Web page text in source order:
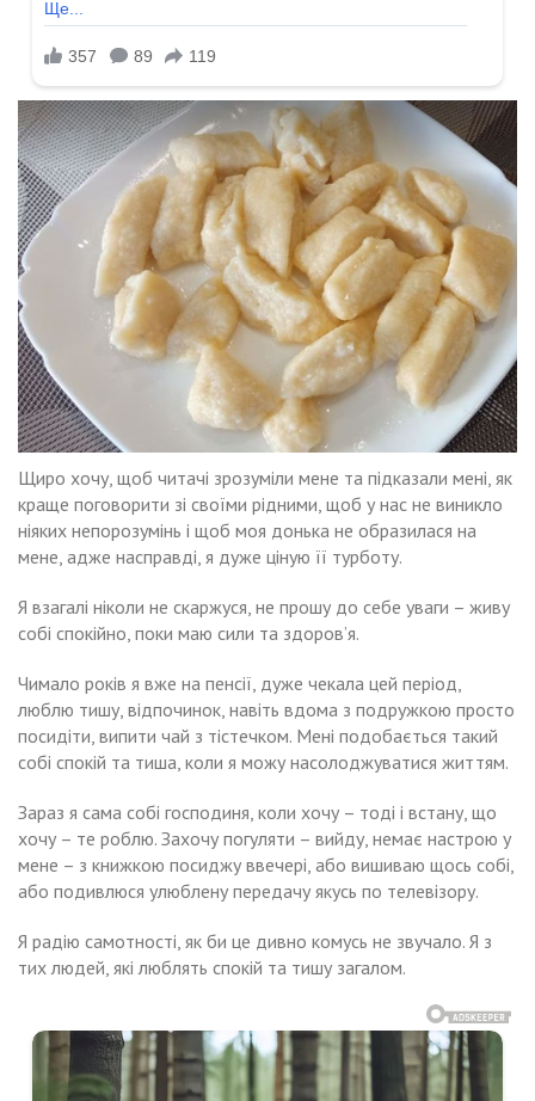
Щиро хочу, щоб читачі зрозуміли мене та підказали мені, як
краще поговорити зі своїми рідними, щоб у нас не виникло
ніяких непорозумінь і щоб моя донька не образилася на
мене, адже насправді, я дуже ціную її турботу.
Я взагалі ніколи не скаржуся, не прошу до себе уваги – живу
собі спокійно, поки маю сили та здоров’я.
Чимало років я вже на пенсії, дуже чекала цей період,
люблю тишу, відпочинок, навіть вдома з подружкою просто
посидіти, випити чай з тістечком. Мені подобається такий
собі спокій та тиша, коли я можу насолоджуватися життям.
Зараз я сама собі господиня, коли хочу – тоді і встану, що
хочу – те роблю. Захочу погуляти – вийду, немає настрою у
мене – з книжкою посиджу ввечері, або вишиваю щось собі,
або подивлюся улюблену передачу якусь по телевізору.
Я радію самотності, як би це дивно комусь не звучало. Я з
тих людей, які люблять спокій та тишу загалом.